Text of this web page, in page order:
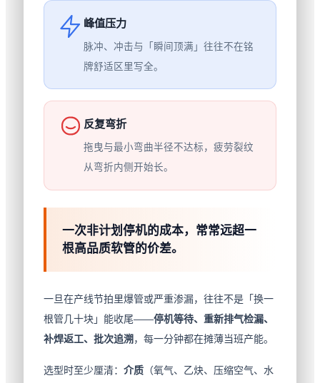
峰值压力
脉冲、冲击与「瞬间顶满」往往不在铭
牌舒适区里写全。
反复弯折
拖曳与最小弯曲半径不达标，疲劳裂纹
从弯折内侧开始长。
一次非计划停机的成本，常常远超一
根高品质软管的价差。
一旦在产线节拍里爆管或严重渗漏，往往不是「换一
根管几十块」能收尾——停机等待、重新排气检漏、
补焊返工、批次追溯 ，每一分钟都在摊薄当班产能。
选型时至少厘清： 介质 （氧气、乙炔、压缩空气、水